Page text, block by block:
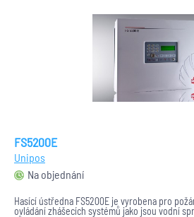
FS5200E
Unipos
Na objednání
Hasící ústředna FS5200E je vyrobena pro
ovládání zhášecích systémů jako jsou vodní